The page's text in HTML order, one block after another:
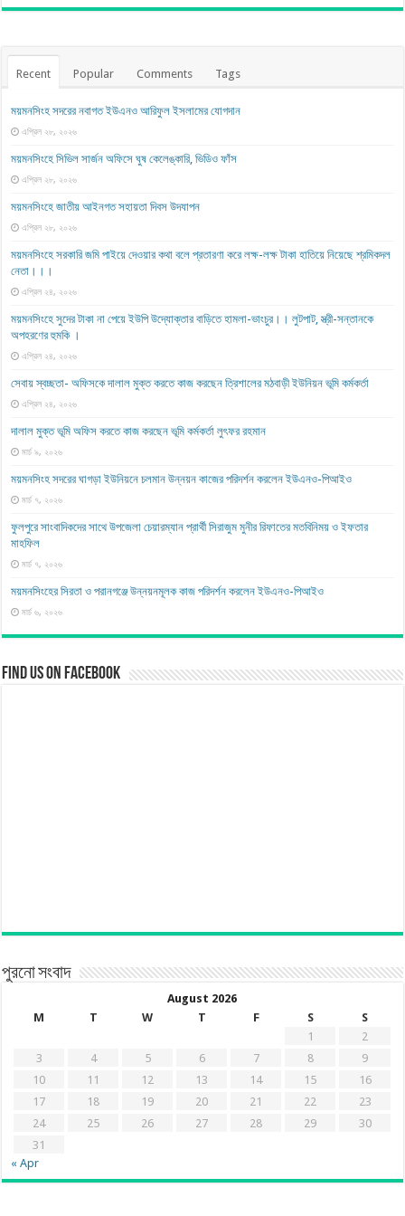
Recent Popular Comments Tags
ময়মনসিংহ সদরের নবাগত ইউএনও আরিফুল ইসলামের যোগদান
এপ্রিল ২৮, ২০২৬
ময়মনসিংহে সিভিল সার্জন অফিসে ঘুষ কেলেঙ্কারি, ভিডিও ফাঁস
এপ্রিল ২৮, ২০২৬
ময়মনসিংহে জাতীয় আইনগত সহায়তা দিবস উদযাপন
এপ্রিল ২৮, ২০২৬
ময়মনসিংহে সরকারি জমি পাইয়ে দেওয়ার কথা বলে প্রতারণা করে লক্ষ-লক্ষ টাকা হাতিয়ে নিয়েছে শ্রমিকদল
নেতা।।।
এপ্রিল ২৪, ২০২৬
ময়মনসিংহে সুদের টাকা না পেয়ে ইউপি উদ্যোক্তার বাড়িতে হামলা-ভাংচুর।। লুটপাট, স্ত্রী‌-সন্তানকে
অপহরণের হুমকি ।
এপ্রিল ২৪, ২০২৬
সেবায় স্বচ্ছতা- অফিসকে দালাল মুক্ত করতে কাজ করছেন ত্রিশালের মঠবাড়ী ইউনিয়ন ভূমি কর্মকর্তা
এপ্রিল ২৪, ২০২৬
দালাল মুক্ত ভূমি অফিস করতে কাজ করছেন ভূমি কর্মকর্তা লুৎফর রহমান
মার্চ ৯, ২০২৬
ময়মনসিংহ সদরের ঘাগড়া ইউনিয়নে চলমান উন্নয়ন কাজের পরিদর্শন করলেন ইউএনও-পিআইও
মার্চ ৭, ২০২৬
ফুলপুরে সাংবাদিকদের সাথে উপজেলা চেয়ারম্যান প্রার্থী সিরাজুম মুনীর রিফাতের মতবিনিময় ও ইফতার
মাহফিল
মার্চ ৭, ২০২৬
ময়মনসিংহের সিরতা ও পরানগঞ্জে উন্নয়নমূলক কাজ পরিদর্শন করলেন ইউএনও-পিআইও
মার্চ ৬, ২০২৬
Find us on Facebook
পুরনো সংবাদ
August 2026
M
T W T F S
S
1
2
3
4 5 6 7 8
9
10
11 12 13 14 15
16
17
18 19 20 21 22
23
24
25 26 27 28 29
30
31
« Apr